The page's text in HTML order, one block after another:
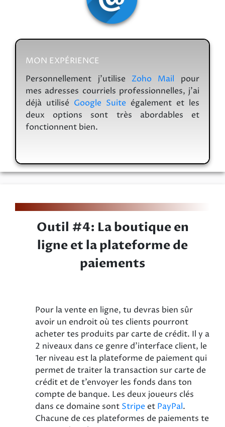
MON EXPÉRIENCE
Personnellement j’utilise Zoho Mail pour
mes adresses courriels professionnelles, j’ai
déjà utilisé Google Suite également et les
deux options sont très abordables et
fonctionnent bien.
Outil #4: La boutique en
ligne et la plateforme de
paiements
Pour la vente en ligne, tu devras bien sûr
avoir un endroit où tes clients pourront
acheter tes produits par carte de crédit. Il y a
2 niveaux dans ce genre d’interface client, le
1er niveau est la plateforme de paiement qui
permet de traiter la transaction sur carte de
crédit et de t’envoyer les fonds dans ton
compte de banque. Les deux joueurs clés
dans ce domaine sont Stripeet PayPal.
Chacune de ces plateformes de paiements te